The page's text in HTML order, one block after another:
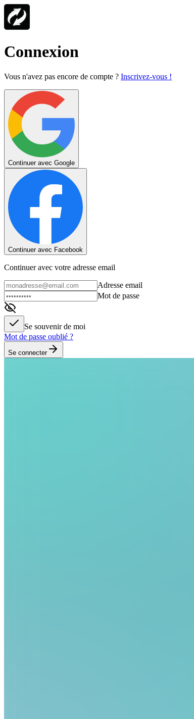
Connexion
Vous n'avez pas encore de compte ? Inscrivez-vous !
Continuer avec Google
Continuer avec Facebook
Continuer avec votre adresse email
Adresse email
Mot de passe
Se souvenir de moi
Mot de passe oublié ?
Se connecter